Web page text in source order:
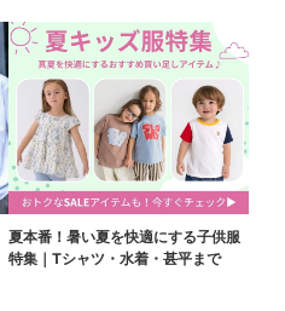
夏本番！暑い夏を快適にする子供服
特集｜Tシャツ・水着・甚平まで